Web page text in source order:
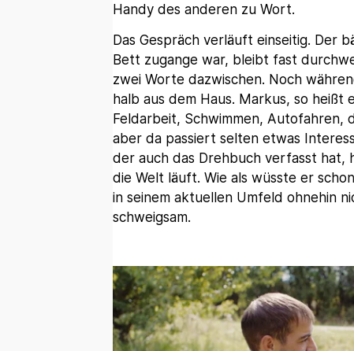
Handy des anderen zu Wort.
Das Gespräch verläuft einseitig. Der
Bett zugange war, bleibt fast
zwei Worte dazwischen. Noch
halb aus dem Haus. Markus, so heißt
Feldarbeit, Schwimmen, Autofahren,
aber da passiert selten etwas
der auch das Drehbuch verfasst
die Welt läuft. Wie als wüsste er
in seinem aktuellen Umfeld ohnehin
schweigsam.